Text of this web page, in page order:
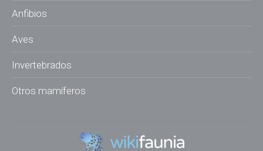
Anfibios
Aves
Invertebrados
Otros mamíferos